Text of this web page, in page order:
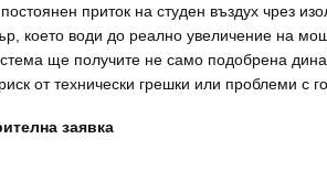
приток на студен въздух чрез
което води до реално увеличение на
ще получите не само подобрена
от технически грешки или проблеми с
заявка